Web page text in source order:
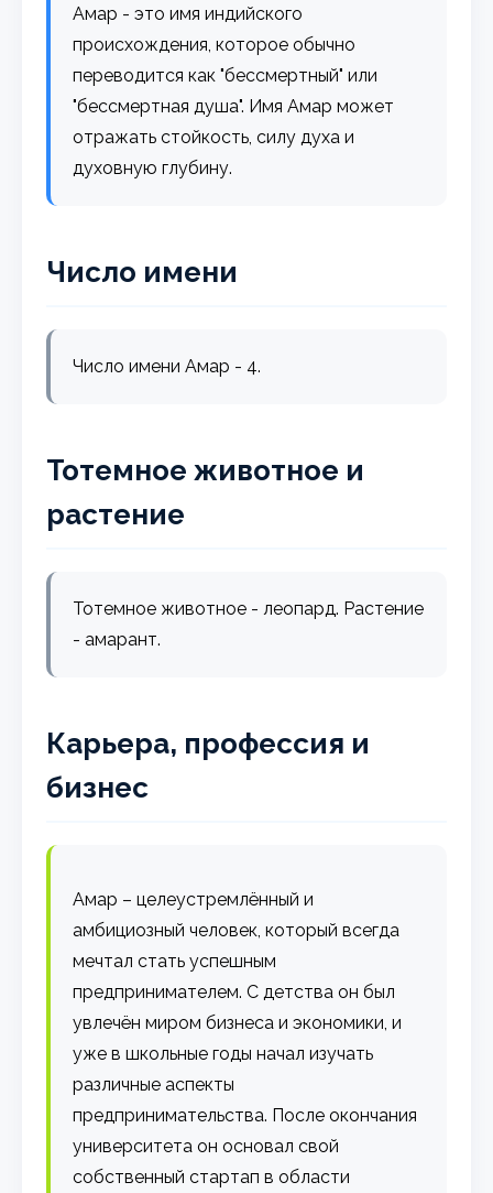
Амар - это имя индийского
происхождения, которое обычно
переводится как "бессмертный" или
"бессмертная душа". Имя Амар может
отражать стойкость, силу духа и
духовную глубину.
Число имени
Число имени Амар - 4.
Тотемное животное и
растение
Тотемное животное - леопард. Растение
- амарант.
Карьера, профессия и
бизнес
Амар – целеустремлённый и
амбициозный человек, который всегда
мечтал стать успешным
предпринимателем. С детства он был
увлечён миром бизнеса и экономики, и
уже в школьные годы начал изучать
различные аспекты
предпринимательства. После окончания
университета он основал свой
собственный стартап в области